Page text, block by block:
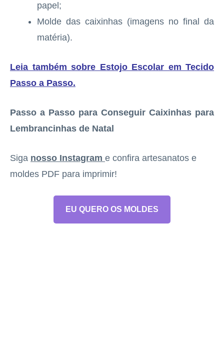
papel;
Molde das caixinhas (imagens no final da
matéria).
Leia também sobre Estojo Escolar em Tecido
Passo a Passo.
Passo a Passo para Conseguir Caixinhas para
Lembrancinhas de Natal
Siga nosso Instagram e confira artesanatos e
moldes PDF para imprimir!
EU QUERO OS MOLDES